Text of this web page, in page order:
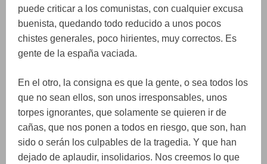
puede criticar a los comunistas, con cualquier excusa
buenista, quedando todo reducido a unos pocos
chistes generales, poco hirientes, muy correctos. Es
gente de la españa vaciada.
En el otro, la consigna es que la gente, o sea todos los
que no sean ellos, son unos irresponsables, unos
torpes ignorantes, que solamente se quieren ir de
cañas, que nos ponen a todos en riesgo, que son, han
sido o serán los culpables de la tragedia. Y que han
dejado de aplaudir, insolidarios. Nos creemos lo que